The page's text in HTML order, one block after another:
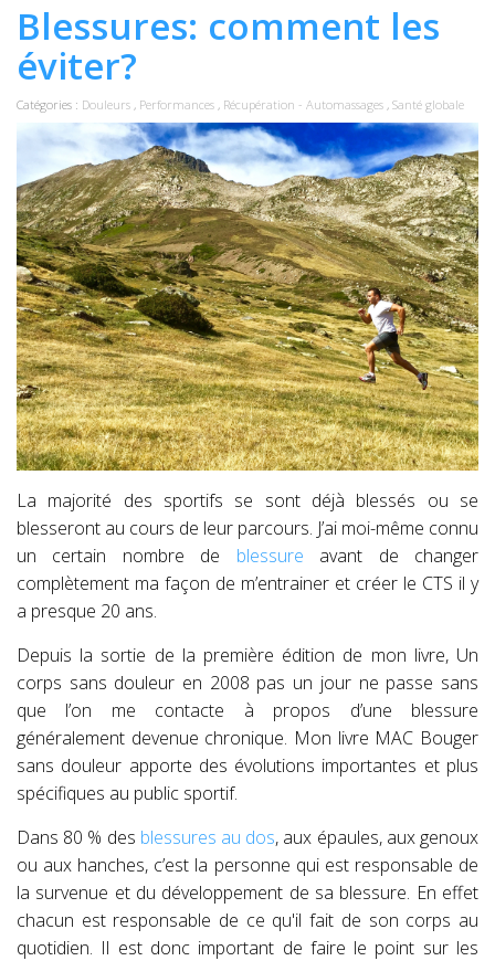
Blessures: comment les
éviter?
Catégories : Douleurs , Performances , Récupération - Automassages , Santé globale
La majorité des sportifs se sont déjà blessés ou se
blesseront au cours de leur parcours. J’ai moi-même connu
un certain nombre de blessure avant de changer
complètement ma façon de m’entrainer et créer le CTS il y
a presque 20 ans.
Depuis la sortie de la première édition de mon livre, Un
corps sans douleur en 2008 pas un jour ne passe sans
que l’on me contacte à propos d’une blessure
généralement devenue chronique. Mon livre MAC Bouger
sans douleur apporte des évolutions importantes et plus
spécifiques au public sportif.
Dans 80 % des blessures au dos, aux épaules, aux genoux
ou aux hanches, c’est la personne qui est responsable de
la survenue et du développement de sa blessure. En effet
chacun est responsable de ce qu'il fait de son corps au
quotidien. Il est donc important de faire le point sur les